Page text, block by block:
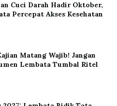
Cuci Darah Hadir Oktober,
Percepat Akses Kesehatan
Matang Wajib! Jangan
Lembata Tumbal Ritel